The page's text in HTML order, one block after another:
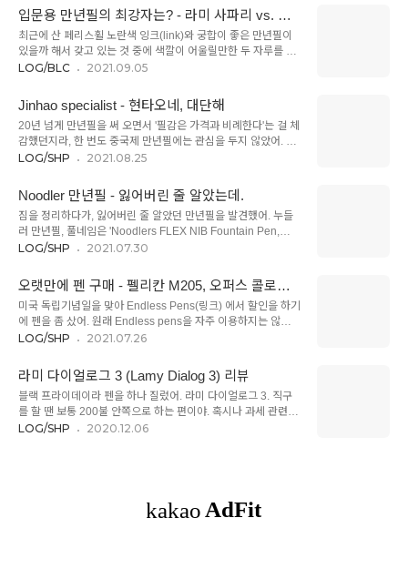
었어. (둘 다 첫경험이 안 좋았거든^^) 이건..
펜. 그런데 이번에 나온 DIA2는 뭔가 좀 달라 보였어. 옛날 듀오
폴드를 닮은 중결링이나, 유선형 클립이 카웨코스럽지 않더라구.
카웨코에 대한 기대는 없었지만 호기심에 질렀어. (워터맨 찰스
톤같은 복고 스타일을 좋아하는 편) 그런데 기대 이상. 우선, 무
게가 마음에 들었어. 기존 카웨코들은 허망할 정도로 가볍고 밸
안보이는데... 황동이지 않을까 싶고) 스포츠 같은 모델은 카쿠노
보다도 가벼운..
입문용 만년필의 최강자는? - 라미 사파리 vs. 트
위스비 에코
최근에 산 페리스휠 노란색 잉크(link)와 궁합이 좋은 만년필이
있을까 해서 갖고 있는 것 중에 색깔이 어울릴만한 두 자루를 골
라 봤는데, 공교롭게도 입문용 만년필의 대명사인 라미 알스타와
도 완전히 다른 만년필이라서, 만년필 입문자들이 고민할 사항을
기준으로 글을 써보려 해. 모쪼록 도움이 되길 바라. 제목에는 라
미 '사파리'라고 썼는데, 오른쪽 만년필은 사파리보다 한 등급 높
은 알스타(al-star)라는 모델이야. 하지만 사파리와 알스타는 배
럴의 소재만 다르고 완전히 같은 모델이거든. 사파리는 배럴이
래서 이미지는 알스타지만 내용은 사파리를 기준으로 쓸게. (노
란색 잉크에 어울리..
LOG/BLC 2021.09.05
Jinhao specialist - 현타오네, 대단해
20년 넘게 만년필을 써 오면서 '필감은 가격과 비례한다'는 걸 체
감했던지라, 한 번도 중국제 만년필에는 관심을 두지 않았어. 유
명 모델을 카피한데다 너무 싼 가격이라 믿을만하지 않았거든.
바람이 들었는지 - 베스트펜에서 잉크를 사면서, 4500원짜리 진
하오가 있길래 함께 주문했어. 알리에서 구하면 2000원 정도 선
에서 살 수 있지만, 너무 싸니까 두 배 가격도 부담스럽지 않더라
고. ^^ 모델명은 진하오 스페셜리스트, F촉. 그레이 색상이야. 사
진이 어둡게 나왔는데, 실제로는 약간 어두운 중간 회색이야. 사
이고, 시가형이라서 길이는 약간 더 길어. 배럴의 두께도 비슷하
고. 엇, ..
LOG/SHP 2021.08.25
Noodler 만년필 - 잃어버린 줄 알았는데.
짐을 정리하다가, 잃어버린 줄 알았던 만년필을 발견했어. 누들
러 만년필, 풀네임은 'Noodlers FLEX NIB Fountain Pen,
Piston Fill, Clear Demo' (아마존 상품명) 2~3년 동안 잉크가
로 발견되었어. 차폐성 인정! 하지만 원래는 투명했던 바디가 완
전히 황변한 데다가, 원래 빨간 잉크 전용으로 쓰던 놈이라 붉은
색 흔적이 곳곳에 남아있어. 그닥 애정을 주지 않은 펜이라서 크
게 기대하지 않고 30분 동안 설렁설렁 청소하고 다시 잉크를 채
워 넣은 상태야. 완전 분해하고 닦고 싶은데, 어휴~ 어찌나 찌꺼
루가 나오더라구. 그냥 스크류에 기름칠만 좀 하고..
LOG/SHP 2021.07.30
오랫만에 펜 구매 - 펠리칸 M205, 오퍼스 콜로로,
페리스휠 잉크
미국 독립기념일을 맞아 Endless Pens(링크) 에서 할인을 하기
에 펜을 좀 샀어. 원래 Endless pens을 자주 이용하지는 않았었
는데, 요즘은 대안이 몇 개 없어서. 일본 라쿠텐이 글로벌 사이트
치는(?) 탓도 있고. Endless pens가 싼 판매사는 아니지만, 가
끔 세일을 핑계로 정가(?)에 가까운 가격으로 파니까. ^^ 실수로
USPS(미국 우체국)를 통해서 배송을 받았는데, 그 덕에 2주일
만에 받은 건 안 비밀. USPS는 거의 중국 배편만큼 느린 것 같
아. ㅠㅠ 한국 들어오면 트래킹도 어렵고... 가급적 피하길 바라.
LOG/SHP 2021.07.26
라미 다이얼로그 3 (Lamy Dialog 3) 리뷰
블랙 프라이데이라 펜을 하나 질렀어. 라미 다이얼로그 3. 직구
를 할 땐 보통 200불 안쪽으로 하는 편이야. 혹시나 과세 관련으
로 문제가 생길까 싶기도 하고, 관세가 붙지 않더라도 배송 기간
세 없이 부가가치세만 조금 적용되는 편이야. 책 같은 경우는 부
가가치세도 전혀 붙지 않아. 만년필의 경우, 200불 이상이면 관
LOG/SHP 2020.12.06